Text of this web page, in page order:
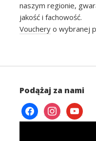
naszym regionie,
jakość i fachowość.
Vouchery o wybranej
Podążaj za nami
facebookinstagramyoutube